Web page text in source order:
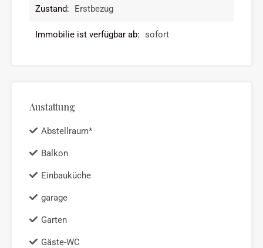
Zustand: Erstbezug
Immobilie ist verfügbar ab: sofort
Austattung
Abstellraum*
Balkon
Einbauküche
garage
Garten
Gäste-WC